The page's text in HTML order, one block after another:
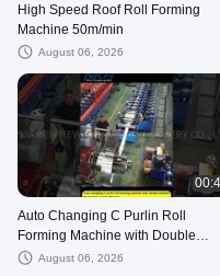
High Speed Roof Roll Forming
Machine 50m/min
August 06, 2026
Auto Changing C Purlin Roll
Forming Machine with Double
Stacker High Speed 40m/min
August 06, 2026